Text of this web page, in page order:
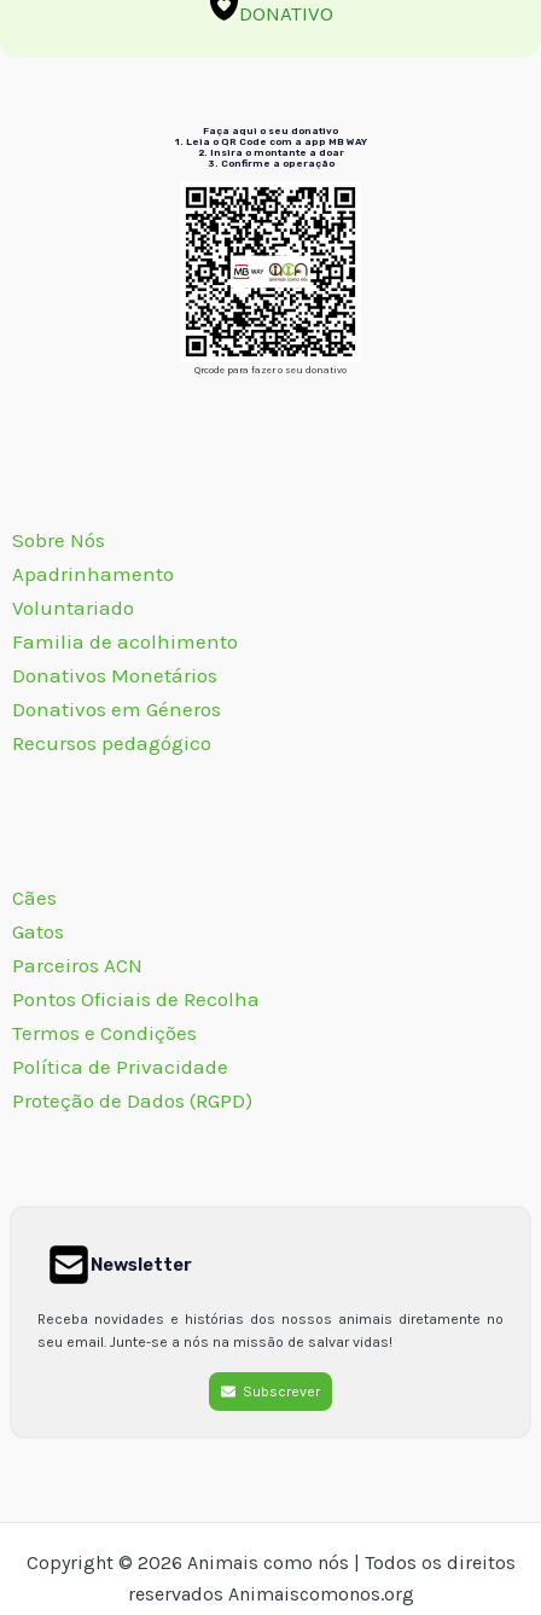
DONATIVO
Faça aqui o seu donativo
1. Leia o QR Code com a app MB WAY
2. Insira o montante a doar
3. Confirme a operação
Qrcode para fazer o seu donativo
Sobre Nós
Apadrinhamento
Voluntariado
Familia de acolhimento
Donativos Monetários
Donativos em Géneros
Recursos pedagógico
Cães
Gatos
Parceiros ACN
Pontos Oficiais de Recolha
Termos e Condições
Política de Privacidade
Proteção de Dados (RGPD)
Newsletter
Receba novidades e histórias dos nossos animais diretamente no
seu email. Junte-se a nós na missão de salvar vidas!
Subscrever
Copyright © 2026 Animais como nós | Todos os direitos
reservados Animaiscomonos.org